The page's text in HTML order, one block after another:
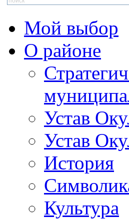
Мой выбор
О районе
Устав
Устав
История
Культура